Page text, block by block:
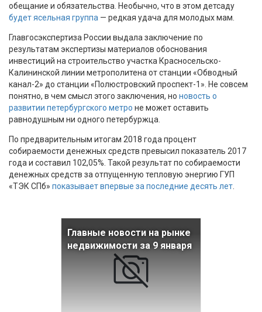
обещание и обязательства. Необычно, что в этом детсаду
будет ясельная группа — редкая удача для молодых мам.
Главгосэкспертиза России выдала заключение по
результатам экспертизы материалов обоснования
инвестиций на строительство участка Красносельско-
Калининской линии метрополитена от станции «Обводный
канал-2» до станции «Полюстровский проспект-1». Не совсем
понятно, в чем смысл этого заключения, но новость о
развитии петербургского метро не может оставить
равнодушным ни одного петербуржца.
По предварительным итогам 2018 года процент
собираемости денежных средств превысил показатель 2017
года и составил 102,05%. Такой результат по собираемости
денежных средств за отпущенную тепловую энергию ГУП
«ТЭК СПб» показывает впервые за последние десять лет
Главные новости на рынке
недвижимости за 9 января